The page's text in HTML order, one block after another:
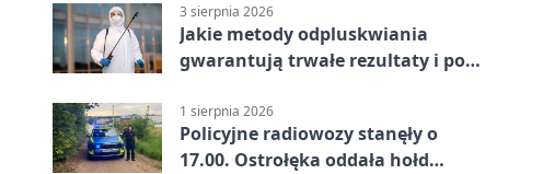
3 sierpnia 2026
Jakie metody odpluskwiania
gwarantują trwałe rezultaty i po
wykonawcę?
1 sierpnia 2026
Policyjne radiowozy stanęły o
17.00. Ostrołęka oddała hołd